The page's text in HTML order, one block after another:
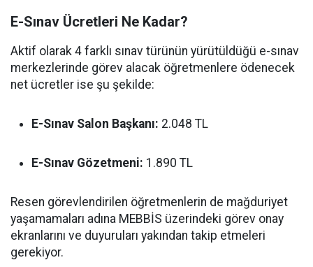
E-Sınav Ücretleri Ne Kadar?
Aktif olarak 4 farklı sınav türünün yürütüldüğü e-sınav
merkezlerinde görev alacak öğretmenlere ödenecek
net ücretler ise şu şekilde:
E-Sınav Salon Başkanı: 2.048 TL
E-Sınav Gözetmeni: 1.890 TL
Resen görevlendirilen öğretmenlerin de mağduriyet
yaşamamaları adına MEBBİS üzerindeki görev onay
ekranlarını ve duyuruları yakından takip etmeleri
gerekiyor.